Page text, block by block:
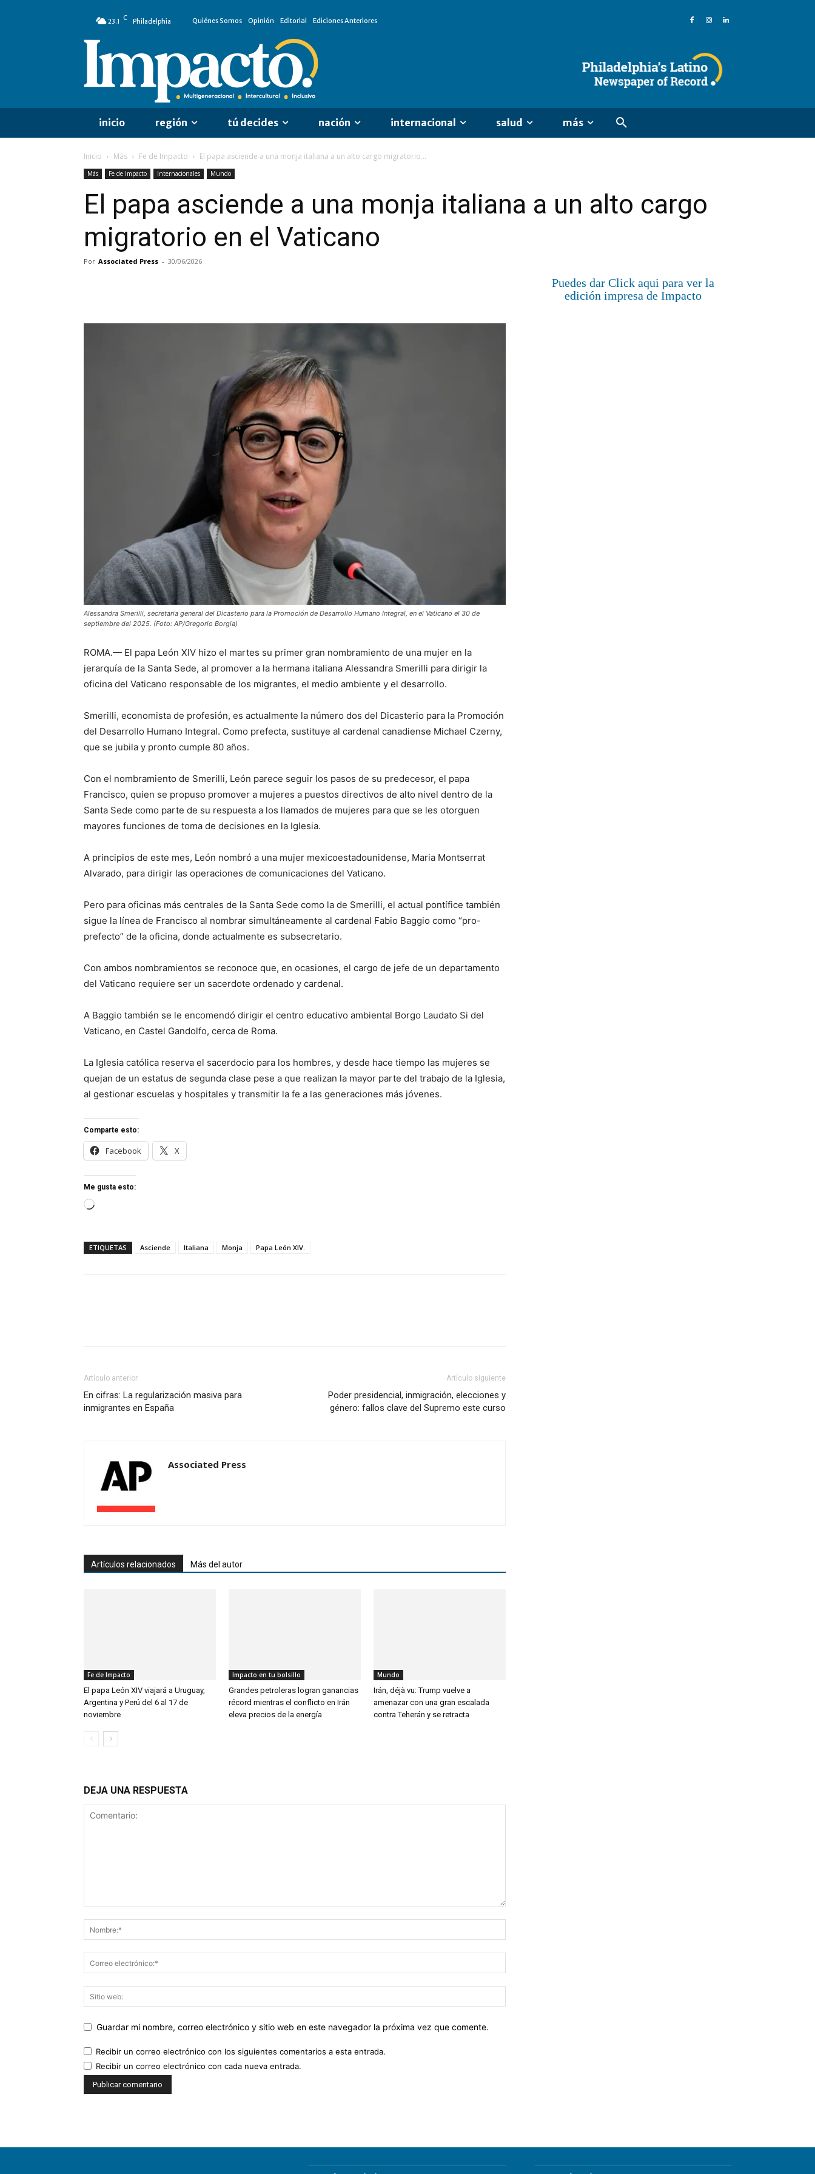
23.1 C Philadelphia Quiénes Somos Opinión Editorial Ediciones Anteriores
inicio región tú decides nación internacional salud más
Inicio Más Fe de Impacto El papa asciende a una monja italiana a un alto cargo migratorio...
Más Fe de Impacto Internacionales Mundo
El papa asciende a una monja italiana a un alto cargo
migratorio en el Vaticano
Por Associated Press - 30/06/2026
Alessandra Smerilli, secretaria general del Dicasterio para la Promoción de Desarrollo Humano Integral, en el Vaticano el 30 de
septiembre del 2025. (Foto: AP/Gregorio Borgia)
ROMA.— El papa León XIV hizo el martes su primer gran nombramiento de una mujer en la
jerarquía de la Santa Sede, al promover a la hermana italiana Alessandra Smerilli para dirigir la
oficina del Vaticano responsable de los migrantes, el medio ambiente y el desarrollo.
Smerilli, economista de profesión, es actualmente la número dos del Dicasterio para la Promoción
del Desarrollo Humano Integral. Como prefecta, sustituye al cardenal canadiense Michael Czerny,
que se jubila y pronto cumple 80 años.
Con el nombramiento de Smerilli, León parece seguir los pasos de su predecesor, el papa
Francisco, quien se propuso promover a mujeres a puestos directivos de alto nivel dentro de la
Santa Sede como parte de su respuesta a los llamados de mujeres para que se les otorguen
mayores funciones de toma de decisiones en la Iglesia.
A principios de este mes, León nombró a una mujer mexicoestadounidense, Maria Montserrat
Alvarado, para dirigir las operaciones de comunicaciones del Vaticano.
Pero para oficinas más centrales de la Santa Sede como la de Smerilli, el actual pontífice también
sigue la línea de Francisco al nombrar simultáneamente al cardenal Fabio Baggio como “pro-
prefecto” de la oficina, donde actualmente es subsecretario.
Con ambos nombramientos se reconoce que, en ocasiones, el cargo de jefe de un departamento
del Vaticano requiere ser un sacerdote ordenado y cardenal.
A Baggio también se le encomendó dirigir el centro educativo ambiental Borgo Laudato Si del
Vaticano, en Castel Gandolfo, cerca de Roma.
La Iglesia católica reserva el sacerdocio para los hombres, y desde hace tiempo las mujeres se
quejan de un estatus de segunda clase pese a que realizan la mayor parte del trabajo de la Iglesia,
al gestionar escuelas y hospitales y transmitir la fe a las generaciones más jóvenes.
Comparte esto:
Facebook X
Me gusta esto:
Cargando...
ETIQUETAS Asciende Italiana Monja Papa León XIV.
Artículo anterior
En cifras: La regularización masiva para
inmigrantes en España
Artículo siguiente
Poder presidencial, inmigración, elecciones y
género: fallos clave del Supremo este curso
Associated Press
Artículos relacionados Más del autor
Fe de Impacto
El papa León XIV viajará a Uruguay,
Argentina y Perú del 6 al 17 de
noviembre
Impacto en tu bolsillo
Grandes petroleras logran ganancias
récord mientras el conflicto en Irán
eleva precios de la energía
Mundo
Irán, déjà vu: Trump vuelve a
amenazar con una gran escalada
contra Teherán y se retracta
DEJA UNA RESPUESTA
Guardar mi nombre, correo electrónico y sitio web en este navegador la próxima vez que comente.
Recibir un correo electrónico con los siguientes comentarios a esta entrada.
Recibir un correo electrónico con cada nueva entrada.
Puedes dar Click aqui para ver la
edición impresa de Impacto